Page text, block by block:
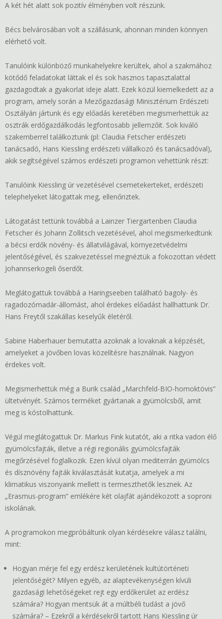
A két hét alatt sok pozitív élményben volt részünk.
Bécs belvárosában volt a szállásunk, ahonnan minden könnyen
elérhető volt.
Tanulóink különböző munkahelyekre kerültek, ahol a szakmához
kötődő feladatokat láttak el és sok hasznos tapasztalattal
gazdagodtak a gyakorlat ideje alatt. Ezek közül kiemelkedett az a
program, amely során a Mezőgazdasági Minisztérium Erdészeti
Osztályán jártunk és egy előadás keretében megismerhettük az
osztrák erdőgazdálkodás legfontosabb jellemzőit. Sok kiváló
szakemberrel találkoztunk (pl: Claudia Fetscher erdészeti
tanácsadó, Hans Kiessling erdészeti vállalkozó és tanácsadóval),
akik segítségével számos erdészeti programon vehettünk részt:
Tanulóink Kiessling úr vezetésével csemetekerteket, erdészeti
telephelyeket látogattak meg, ellenőriztek.
Látogatást tettünk továbbá a Lainzer Tiergartenben Claudia
Fetscher és Johann Zollitsch vezetésével, ahol megismerkedtünk
a bécsi erdők növény- és állatvilágával, környezetvédelmi
jelentőségével, és szakvezetéssel megnéztük a fokozottan védett
Johannserkogeli őserdőt.
Meglátogattuk továbbá a Haringseeben található bagoly- és
ragadozómadár-állomást, ahol érdekes előadást hallhattunk Dr.
Hans Freytől szakállas keselyűk életéről.
Sabine Haberhauer bemutatta azoknak a lovaknak a képzését,
amelyeket a jövőben lovas közelítésre használnak. Nagyon
érdekes volt.
Megismerhettük még a Burik család „Marchfeld-BIO-homoktövis”
ültetvényét. Számos terméket gyártanak a gyümölcsből, amit
meg is kóstolhattunk.
Végül meglátogattuk Dr. Markus Fink kutatót, aki a ritka vadon élő
gyümölcsfajták, illetve a régi regionális gyümölcsfajták
megőrzésével foglalkozik. Ezen kívül olyan mediterrán gyümölcs
és dísznövény fajták kiválasztását kutatja, amelyek a mi
klimatikus viszonyaink mellett is termeszthetők lesznek. Az
„Erasmus-program” emlékére két olajfát ajándékozott a soproni
iskolának.
A programokon megpróbáltunk olyan kérdésekre válasz találni,
mint:
Hogyan mérje fel egy erdész kerületének kultútörténeti
jelentőségét? Milyen egyéb, az alaptevékenységen kívüli
gazdasági lehetőségeket rejt egy erdőkerület az erdész
számára? Hogyan mentsük át a múltbéli tudást a jövő
számára? – Ezekről a kérdésekről tartott Hans Kiessling úr